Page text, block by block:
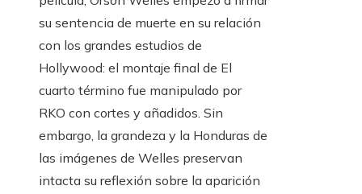
su sentencia de muerte en su relación
con los grandes estudios de
Hollywood: el montaje final de El
cuarto término fue manipulado por
RKO con cortes y añadidos. Sin
embargo, la grandeza y la Honduras de
las imágenes de Welles preservan
intacta su reflexión sobre la aparición